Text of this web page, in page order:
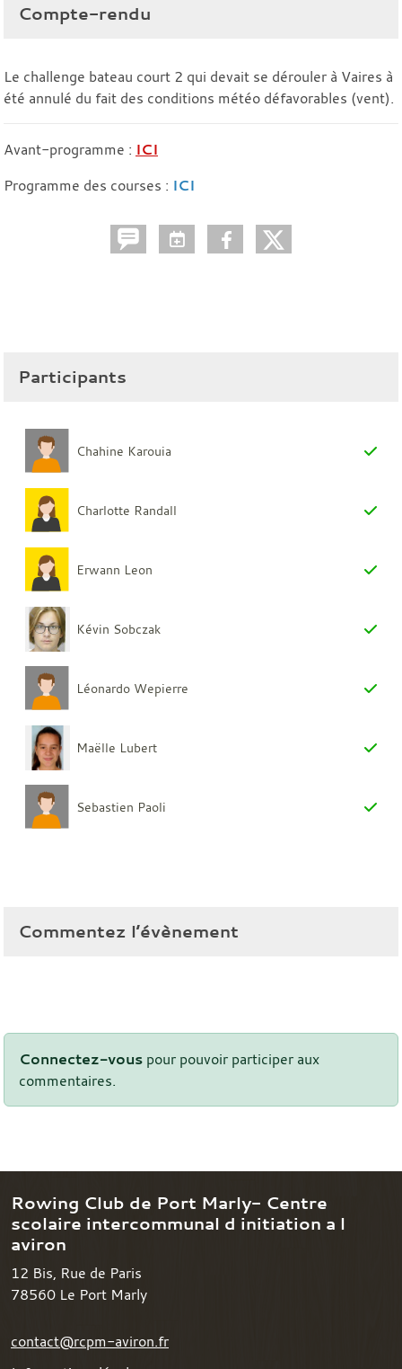
Compte-rendu
Le challenge bateau court 2 qui devait se dérouler à Vaires à
été annulé du fait des conditions météo défavorables (vent).
Avant-programme : ICI
Programme des courses : ICI
Participants
Chahine Karouia
Charlotte Randall
Erwann Leon
Kévin Sobczak
Léonardo Wepierre
Maëlle Lubert
Sebastien Paoli
Commentez l’évènement
Connectez-vous pour pouvoir participer aux
commentaires.
Rowing Club de Port Marly- Centre
scolaire intercommunal d initiation a l
aviron
12 Bis, Rue de Paris
78560 Le Port Marly
contact@rcpm-aviron.fr